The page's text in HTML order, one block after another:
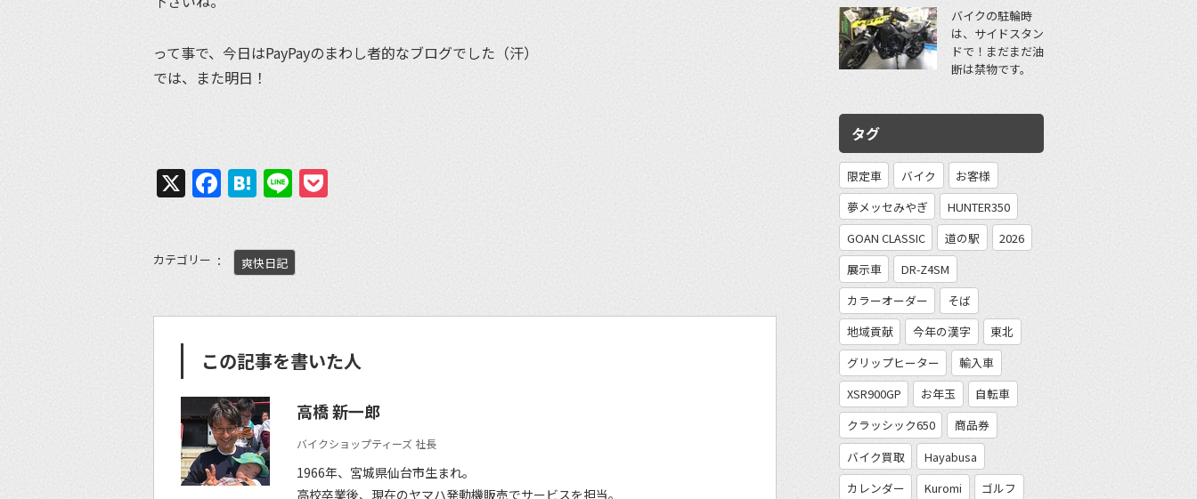
って事で、今日はPayPayのまわし者的なブログでした（汗）
では、また明日！
X Facebook
Hatena
Line
カテゴリー 爽快日記
この記事を書いた人
高橋 新一郎
バイクショップティーズ 社長
1966年、宮城県仙台市生まれ。
高校卒業後、現在のヤマハ発動機販売でサービスを担当。
バイクの駐輪時
は、サイドスタン
ドで！まだまだ油
断は禁物です。
タグ
限定車 バイク
お客様
夢メッセみやぎ
HUNTER350
GOAN CLASSIC
道の駅
2026
展示車
DR-Z4SM
カラーオーダー
そば
地域貢献
今年の漢字
東北
グリップヒーター
輸入車
XSR900GP
お年玉
自転車
クラッシック650
商品券
バイク買取
Hayabusa
カレンダー
Kuromi ゴルフ